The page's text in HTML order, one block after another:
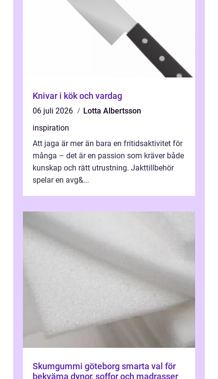
Knivar i kök och vardag
06 juli 2026
Lotta Albertsson
inspiration
Att jaga är mer än bara en fritidsaktivitet för
många – det är en passion som kräver både
kunskap och rätt utrustning. Jakttillbehör
spelar en avg&...
Skumgummi göteborg smarta val för
bekväma dynor, soffor och madrasser